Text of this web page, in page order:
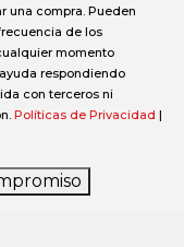
una compra. Pueden
de los
momento
respondiendo
con terceros ni
Políticas de Privacidad |